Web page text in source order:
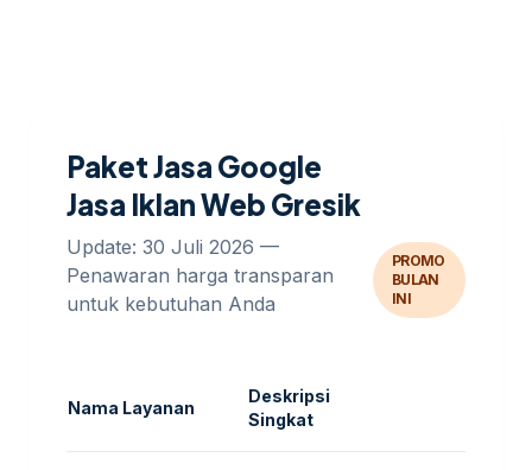
Paket Jasa Google
Jasa Iklan Web Gresik
Update: 30 Juli 2026 —
Penawaran harga transparan
untuk kebutuhan Anda
PROMO
BULAN
INI
Nama Layanan
Deskripsi
Singkat